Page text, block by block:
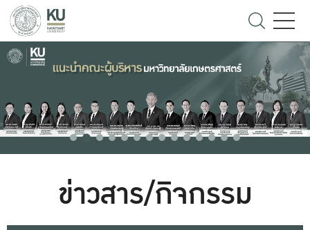
ข่าวสาร/กิจกรรม